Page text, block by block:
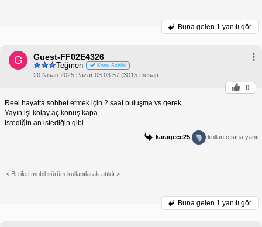
Buna gelen 1 yanıtı gör.
G Guest-FF02E4326
Teğmen Konu Sahibi
20 Nisan 2025 Pazar 03:03:57 (3015 mesaj)
0
Reel hayatta sohbet etmek için 2 saat buluşma vs gerek
Yayın işi kolay aç konuş kapa
İstediğin an istediğin gibi
karagece25 kullanıcısına yanıt
< Bu ileti mobil sürüm kullanılarak atıldı >
Buna gelen 1 yanıtı gör.